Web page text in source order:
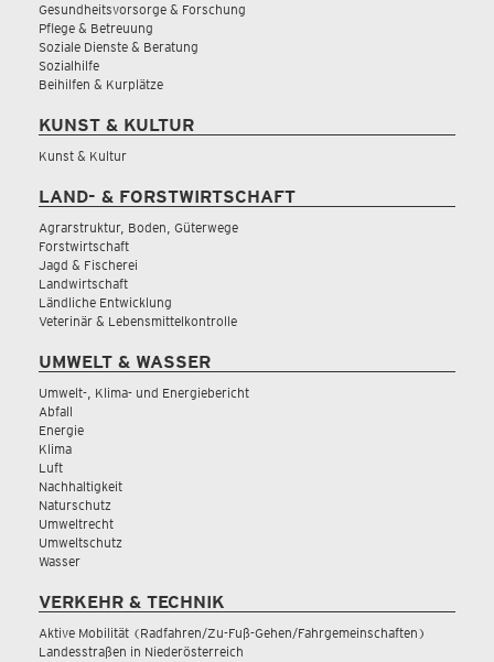
Gesundheitsvorsorge & Forschung
Pflege & Betreuung
Soziale Dienste & Beratung
Sozialhilfe
Beihilfen & Kurplätze
KUNST & KULTUR
Kunst & Kultur
LAND- & FORSTWIRTSCHAFT
Agrarstruktur, Boden, Güterwege
Forstwirtschaft
Jagd & Fischerei
Landwirtschaft
Ländliche Entwicklung
Veterinär & Lebensmittelkontrolle
UMWELT & WASSER
Umwelt-, Klima- und Energiebericht
Abfall
Energie
Klima
Luft
Nachhaltigkeit
Naturschutz
Umweltrecht
Umweltschutz
Wasser
VERKEHR & TECHNIK
Aktive Mobilität (Radfahren/Zu-Fuß-Gehen/Fahrgemeinschaften)
Landesstraßen in Niederösterreich